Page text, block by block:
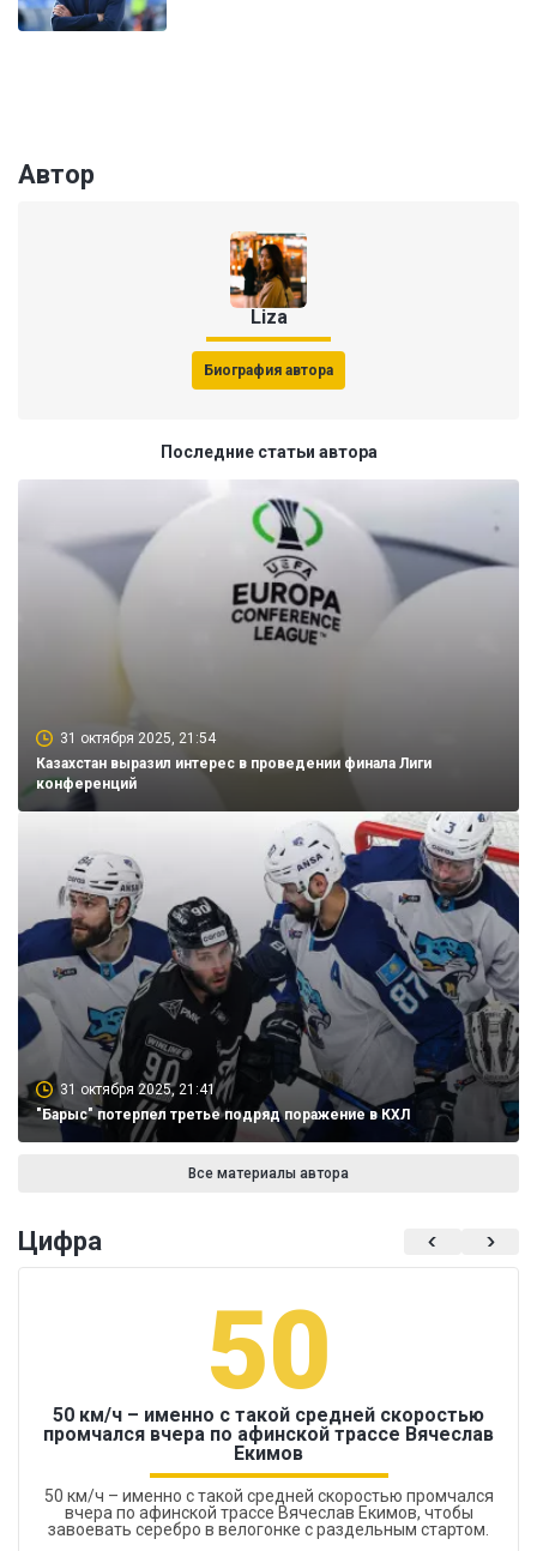
Автор
Liza
Биография автора
Последние статьи автора
31 октября 2025, 21:54
Казахстан выразил интерес в проведении финала Лиги
конференций
31 октября 2025, 21:41
"Барыс" потерпел третье подряд поражение в КХЛ
Все материалы автора
Цифра
50
50 км/ч – именно с такой средней скоростью
промчался вчера по афинской трассе Вячеслав
Екимов
50 км/ч – именно с такой средней скоростью промчался
вчера по афинской трассе Вячеслав Екимов, чтобы
завоевать серебро в велогонке с раздельным стартом.